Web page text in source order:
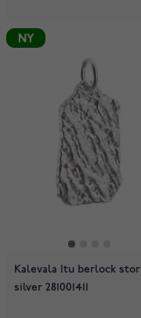
NY
Kalevala Itu berlock stor
silver 281001411